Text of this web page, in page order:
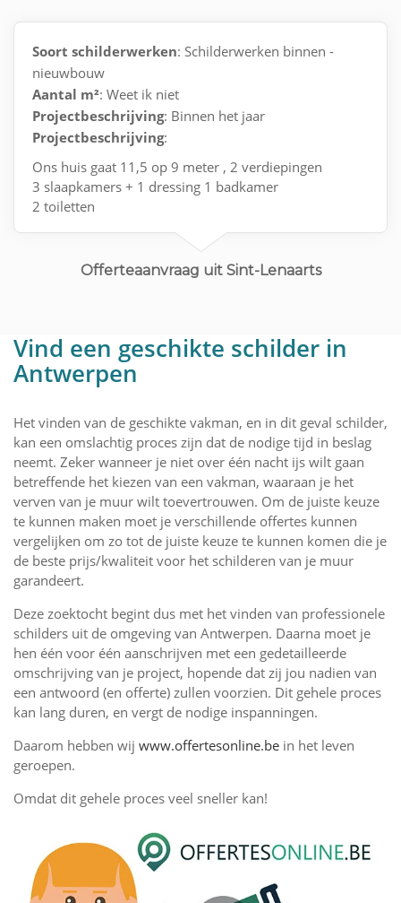
Soort schilderwerken: Schilderwerken binnen -
nieuwbouw
Aantal m²: Weet ik niet
Projectbeschrijving: Binnen het jaar
Projectbeschrijving:
Ons huis gaat 11,5 op 9 meter , 2 verdiepingen
3 slaapkamers + 1 dressing 1 badkamer
2 toiletten
Offerteaanvraag uit Sint-Lenaarts
Vind een geschikte schilder in
Antwerpen
Het vinden van de geschikte vakman, en in dit geval schilder,
kan een omslachtig proces zijn dat de nodige tijd in beslag
neemt. Zeker wanneer je niet over één nacht ijs wilt gaan
betreffende het kiezen van een vakman, waaraan je het
verven van je muur wilt toevertrouwen. Om de juiste keuze
te kunnen maken moet je verschillende offertes kunnen
vergelijken om zo tot de juiste keuze te kunnen komen die je
de beste prijs/kwaliteit voor het schilderen van je muur
garandeert.
Deze zoektocht begint dus met het vinden van professionele
schilders uit de omgeving van Antwerpen. Daarna moet je
hen één voor één aanschrijven met een gedetailleerde
omschrijving van je project, hopende dat zij jou nadien van
een antwoord (en offerte) zullen voorzien. Dit gehele proces
kan lang duren, en vergt de nodige inspanningen.
Daarom hebben wij www.offertesonline.be in het leven
geroepen.
Omdat dit gehele proces veel sneller kan!